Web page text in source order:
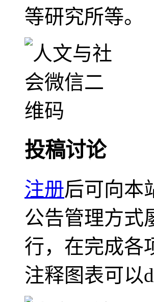
等研究所等。
投稿讨论
注册后可向本
公告管理方式
行，在完成各
注释图表可以